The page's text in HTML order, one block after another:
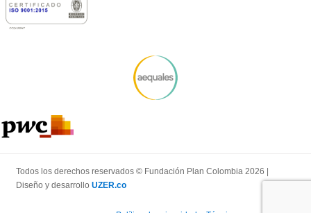
Todos los derechos reservados © Fundación Plan Colombia 2026 |
Diseño y desarrollo UZER.co